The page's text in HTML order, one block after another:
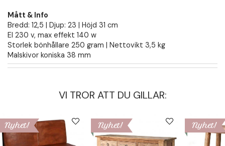
Mått & Info
Bredd: 12,5 | Djup: 23 | Höjd 31 cm
El 230 v, max effekt 140 w
Storlek bönhållare 250 gram | Nettovikt 3,5 kg
Malskivor koniska 38 mm
VI TROR ATT DU GILLAR:
Nyhet! Nyhet! Nyhet!